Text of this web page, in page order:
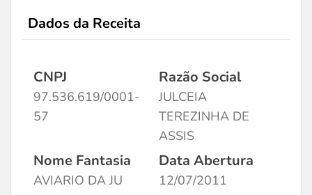
Dados da Receita
CNPJ
97.536.619/0001-
57
Razão Social
JULCEIA
TEREZINHA DE
ASSIS
Nome Fantasia
AVIARIO DA JU
Data Abertura
12/07/2011